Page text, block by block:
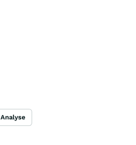
Analyse